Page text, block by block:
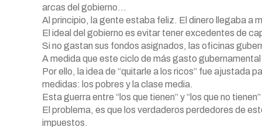
arcas del gobierno…
Al principio, la gente estaba feliz. El dinero llegaba a
El ideal del gobierno es evitar tener excedentes de
Si no gastan sus fondos asignados, las oficinas
A medida que este ciclo de más gasto
Por ello, la idea de “quitarle a los ricos” fue ajustada
medidas: los pobres y la clase media.
Esta guerra entre “los que tienen” y “los que no
El problema, es que los verdaderos perdedores de
impuestos.